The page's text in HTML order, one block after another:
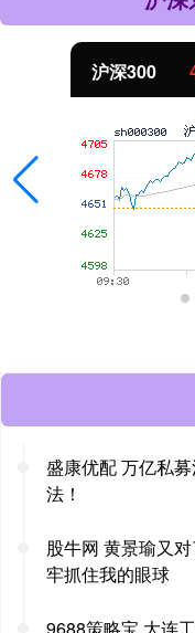
沪深300
盛康优配 万亿私
法！
股牛网 黄景瑜又
牢抓住我的眼球
9688策略宝 大连